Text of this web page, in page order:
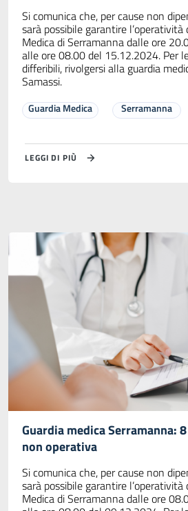
Si comunica che, per cause non
sarà possibile garantire
Medica di Serramanna dalle ore
alle ore 08.00 del 15.12.2024. Per
differibili, rivolgersi alla guardia
Samassi.
Guardia Medica Serramanna
LEGGI DI PIÙ
Guardia medica Serramanna:
non operativa
Si comunica che, per cause non
sarà possibile garantire
Medica di Serramanna dalle ore